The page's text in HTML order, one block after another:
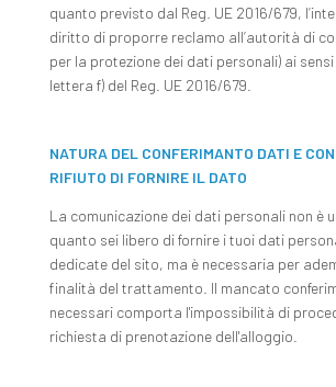
quanto previsto dal Reg. UE 2016/679,
diritto di proporre reclamo all’autorità di
per la protezione dei dati personali) ai sensi
lettera f) del Reg. UE 2016/679.
NATURA DEL CONFERIMANTO DATI E
RIFIUTO DI FORNIRE IL DATO
La comunicazione dei dati personali non è
quanto sei libero di fornire i tuoi dati
dedicate del sito, ma è necessaria per
finalità del trattamento. Il mancato
necessari comporta l'impossibilità di
richiesta di prenotazione dell'alloggio.